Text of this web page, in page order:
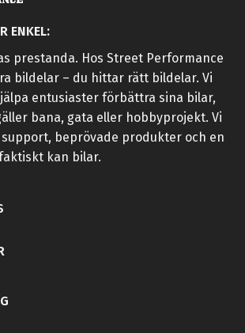
ENKEL:
prestanda. Hos Street Performance
bildelar – du hittar rätt bildelar. Vi
entusiaster förbättra sina bilar,
bana, gata eller hobbyprojekt. Vi
beprövade produkter och en
kan bilar.